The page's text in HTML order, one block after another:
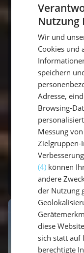
die das
ihre
keine Lust
unterstützen
genau den
passt. Wir
an deiner
Sonne.
Zu unserem
Nutzung
Wir und
Cookies und
speichern
Adresse,
Browsing-
Messung
Zielgruppen-
(4) können
andere
der Nutzung
diese
sich statt auf
berechtigte